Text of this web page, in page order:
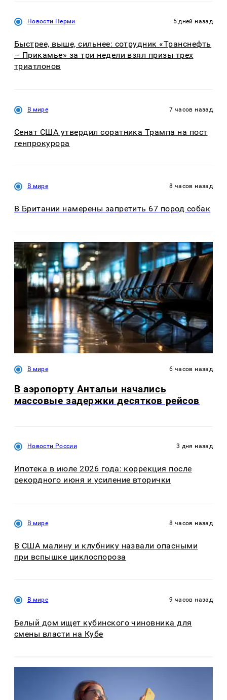
Новости Перми 5 дней назад
Быстрее, выше, сильнее: сотрудник «Транснефть
– Прикамье» за три недели взял призы трех
триатлонов
В мире 7 часов назад
Сенат США утвердил соратника Трампа на пост
генпрокурора
В мире 8 часов назад
В Британии намерены запретить 67 пород собак
В мире 6 часов назад
В аэропорту Антальи начались
массовые задержки десятков рейсов
Новости России 3 дня назад
Ипотека в июле 2026 года: коррекция после
рекордного июня и усиление вторички
В мире 8 часов назад
В США малину и клубнику назвали опасными
при вспышке циклоспороза
В мире 9 часов назад
Белый дом ищет кубинского чиновника для
смены власти на Кубе